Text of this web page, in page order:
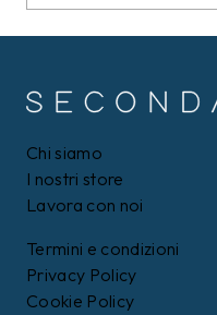
Chi siamo
I nostri store
Lavora con noi
Termini e condizioni
Privacy Policy
Cookie Policy